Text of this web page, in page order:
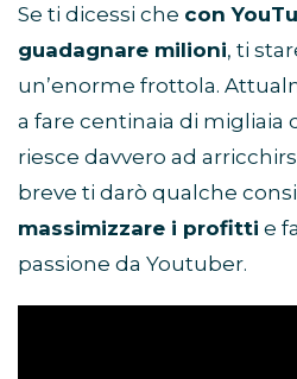
Se ti dicessi che con
guadagnare milioni, ti
un’enorme frottola.
a fare centinaia di migliaia
riesce davvero ad
breve ti darò qualche
massimizzare i profitti e
passione da Youtuber.